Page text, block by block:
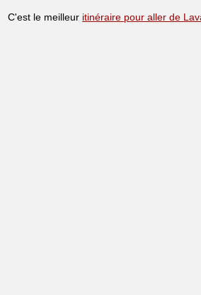
C'est le meilleur itinéraire pour aller de